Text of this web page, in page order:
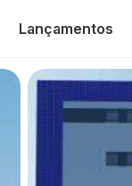
Lançamentos